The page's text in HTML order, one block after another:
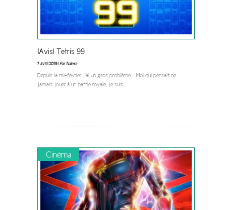
[Avis] Tetris 99
7 avril 2019 |Par Nalexa
Depuis la mi-février j’ai un gros problème … Moi qui pensait ne
jamais jouer à un battle royale, je suis...
Cinéma